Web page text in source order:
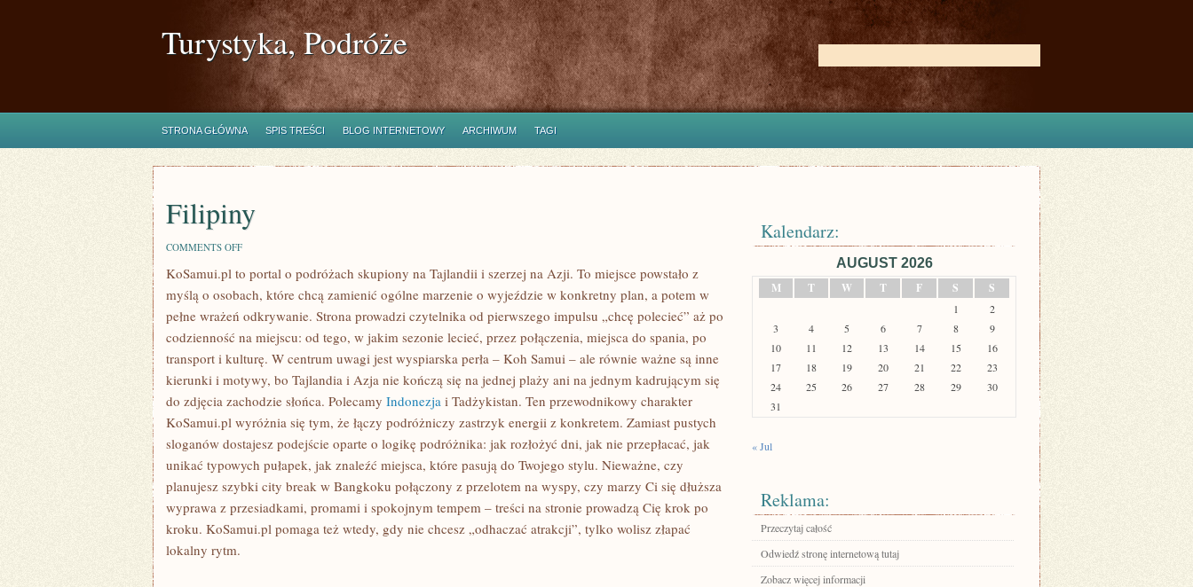
Turystyka, Podróże
STRONA GŁÓWNA SPIS TREŚCI BLOG INTERNETOWY ARCHIWUM TAGI
Filipiny
COMMENTS OFFON
KoSamui.pl to portal o podróżach skupiony na Tajlandii i szerzej na Azji. To miejsce powstało z
myślą o osobach, które chcą zamienić ogólne marzenie o wyjeździe w konkretny plan, a potem w
pełne wrażeń odkrywanie. Strona prowadzi czytelnika od pierwszego impulsu „chcę polecieć” aż po
codzienność na miejscu: od tego, w jakim sezonie lecieć, przez połączenia, miejsca do spania, po
transport i kulturę. W centrum uwagi jest wyspiarska perła – Koh Samui – ale równie ważne są inne
kierunki i motywy, bo Tajlandia i Azja nie kończą się na jednej plaży ani na jednym kadrującym się
do zdjęcia zachodzie słońca. Polecamy Indonezja i Tadżykistan. Ten przewodnikowy charakter
KoSamui.pl wyróżnia się tym, że łączy podróżniczy zastrzyk energii z konkretem. Zamiast pustych
sloganów dostajesz podejście oparte o logikę podróżnika: jak rozłożyć dni, jak nie przepłacać, jak
unikać typowych pułapek, jak znaleźć miejsca, które pasują do Twojego stylu. Nieważne, czy
planujesz szybki city break w Bangkoku połączony z przelotem na wyspy, czy marzy Ci się dłuższa
wyprawa z przesiadkami, promami i spokojnym tempem – treści na stronie prowadzą Cię krok po
kroku. KoSamui.pl pomaga też wtedy, gdy nie chcesz „odhaczać atrakcji”, tylko wolisz złapać
lokalny rytm.
Kalendarz:
AUGUST 2026
M
T W T F S S
1
2
3
4 5 6 7 8
9
10
11 12 13 14 15
16
17
18 19 20 21 22
23
24
25 26 27 28 29
30
31
« Jul
Reklama:
Przeczytaj całość
Odwiedź stronę internetową tutaj
Zobacz więcej informacji